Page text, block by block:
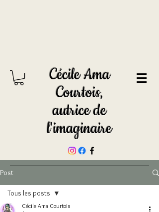
Cécile Ama
Courtois,
autrice de
l'imaginaire
Post
Tous les posts
Cécile Ama Courtois